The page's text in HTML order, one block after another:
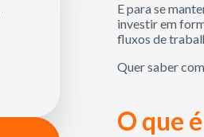
E para se
investir em
fluxos de
Quer saber
O que